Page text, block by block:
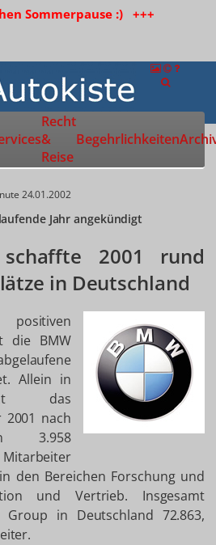
Sommerpause :) +++
Zur Startseite
Recht
&
Reise
Begehrlichkeiten
24.01.2002
Jahr angekündigt
2001 rund
in Deutschland
die BMW
Allein in
das
2001 nach
3.958
den Bereichen Forschung und
und Vertrieb. Insgesamt
in Deutschland 72.863,